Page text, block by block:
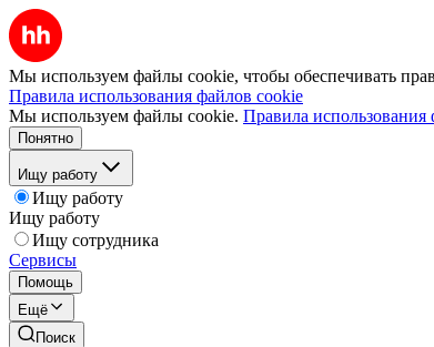
Мы используем файлы cookie, чтобы обеспечивать
Правила использования файлов cookie
Мы используем файлы cookie. Правила использования
Понятно
Ищу работу
Ищу работу
Ищу работу
Ищу сотрудника
Сервисы
Помощь
Ещё
Поиск